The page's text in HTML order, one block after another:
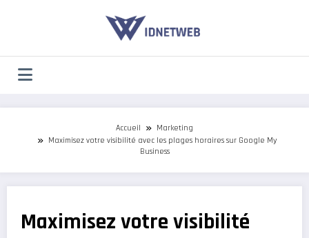
Accueil
Marketing
Maximisez votre visibilité avec les plages horaires sur Google My
Business
Maximisez votre visibilité